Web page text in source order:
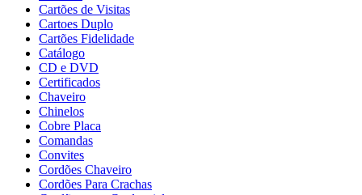
Cartões de Visitas
Cartoes Duplo
Cartões Fidelidade
Catálogo
CD e DVD
Certificados
Chaveiro
Chinelos
Cobre Placa
Comandas
Convites
Cordões Chaveiro
Cordões Para Crachas